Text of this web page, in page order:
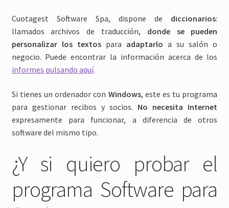
Cuotagest Software Spa, dispone de diccionarios:
llamados archivos de traducción, donde se pueden
personalizar los textospara adaptarlo a su salón o
negocio. Puede encontrar la información acerca de los
informes pulsando aquí.
Si tienes un ordenador con Windows, este es tu programa
para gestionar recibos y socios. No necesita Internet
expresamente para funcionar, a diferencia de otros
software del mismo tipo.
¿Y si quiero probar el
programa Software para